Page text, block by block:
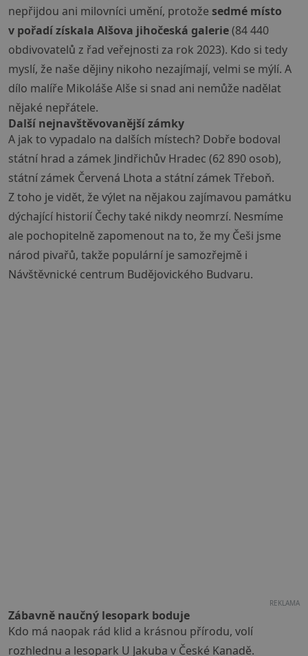
nepřijdou ani milovníci umění, protože sedmé místo
v pořadí získala Alšova jihočeská galerie(84 440
obdivovatelů z řad veřejnosti za rok 2023). Kdo si tedy
myslí, že naše dějiny nikoho nezajímají, velmi se mýlí. A
dílo malíře Mikoláše Alše si snad ani nemůže nadělat
nějaké nepřátele.
Další nejnavštěvovanější zámky
A jak to vypadalo na dalších místech? Dobře bodoval
státní hrad a zámek Jindřichův Hradec (62 890 osob),
státnízámek Červená Lhota a státnízámek Třeboň.
Z toho je vidět, že výlet na nějakou zajímavou památku
dýchající historií Čechy také nikdy neomrzí. Nesmíme
ale pochopitelně zapomenout na to, že my Češi jsme
národ pivařů, takže populární je samozřejmě i
Návštěvnické centrum Budějovického Budvaru.
REKLAMA
Zábavně naučný lesopark boduje
Kdo má naopak rád klid a krásnou přírodu, volí
rozhlednu a lesopark U Jakuba v České Kanadě.